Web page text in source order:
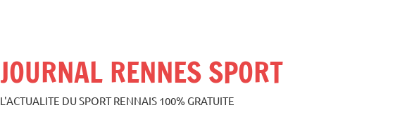
JOURNAL RENNES SPORT
L'ACTUALITE DU SPORT RENNAIS 100% GRATUITE